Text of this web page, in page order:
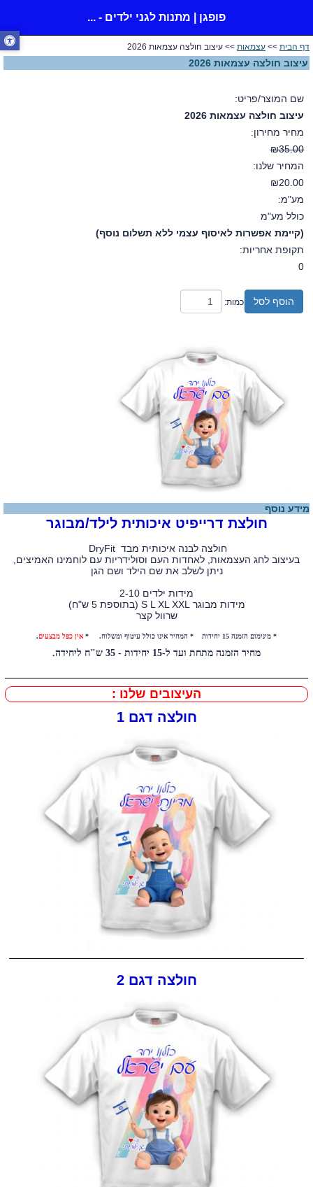
פופגן | מתנות לגני ילדים - ...
דף הבית >> עצמאות >> עיצוב חולצה עצמאות 2026
עיצוב חולצה עצמאות 2026
שם המוצר/פריט:
עיצוב חולצה עצמאות 2026
מחיר מחירון:
₪35.00
המחיר שלנו:
₪20.00
מע"מ:
כולל מע"מ
(קיימת אפשרות לאיסוף עצמי ללא תשלום נוסף)
תקופת אחריות:
0
הוסף לסל כמות:
מידע נוסף
חולצת דרייפיט איכותית לילד/מבוגר
חולצה לבנה איכותית מבד DryFit
בעיצוב לחג העצמאות, לאחדות העם וסולידריות עם לוחמינו האמיצים,
ניתן לשלב את שם הילד ושם הגן
מידות ילדים 2-10
מידות מבוגר S L XL XXL (בתוספת 5 ש"ח)
שרוול קצר
* מינימום הזמנה 15 יחידות * המחיר אינו כולל עיטוף ומשלוח. * אין כפל מבצעים.
מחיר הזמנה מתחת ועד ל-15 יחידות - 35 ש"ח ליחידה.
העיצובים שלנו :
חולצה דגם 1
חולצה דגם 2